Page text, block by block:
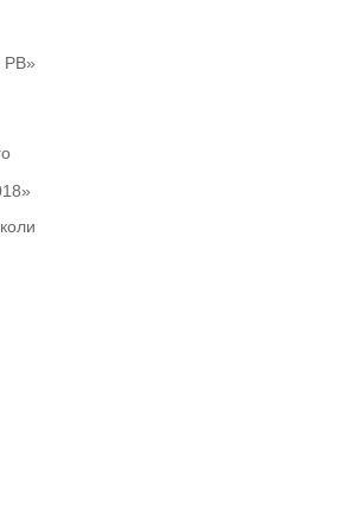
РВ»